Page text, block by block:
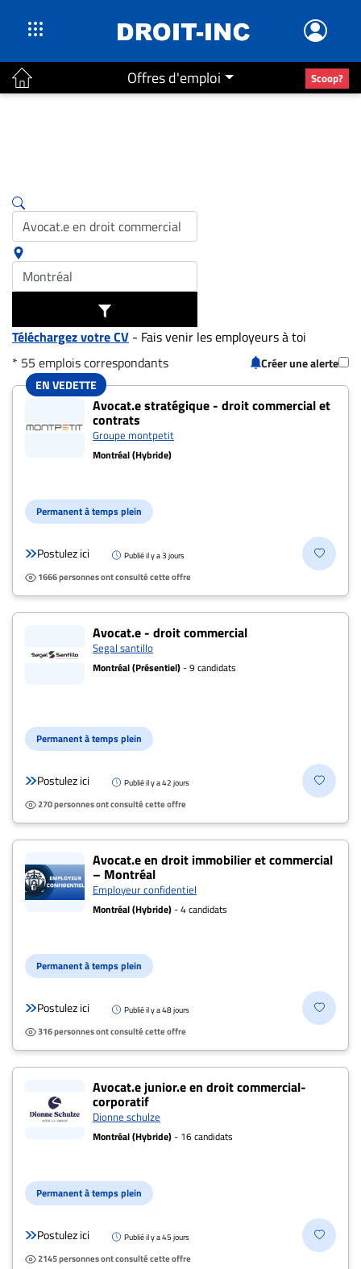
Offres d'emploi Scoop?
ACTUALITÉS
Bureaux
Juridiques
Campus
Archives
CARRIÈRE
ET
EMPLOIS
ET
JURISTES
Offres
d'emploi
Formation
Continue
Scoop?
ENTREPRISES
entreprises
Page
entreprises
un
emploi
recrutements
NOUS
Nous
À
propos
S’abonner
FAQ
Politique de
confidentialité
Téléchargez votre CV - Fais venir les employeurs à toi
* 55 emplois correspondants
Créer une alerte
55 offres pour "Avocat.e en droit
EN VEDETTE
Avocat.e stratégique - droit commercial et
contrats
Groupe montpetit
Montréal (Hybride)
Permanent à temps plein
Postulez ici Publié il y a 3 jours
1666 personnes ont consulté cette offre
Avocat.e - droit commercial
Segal santillo
Montréal (Présentiel)- 9 candidats
Permanent à temps plein
Postulez ici Publié il y a 42 jours
270 personnes ont consulté cette offre
Avocat.e en droit immobilier et commercial
– Montréal
Employeur confidentiel
Montréal (Hybride)- 4 candidats
Permanent à temps plein
Postulez ici Publié il y a 48 jours
316 personnes ont consulté cette offre
Avocat.e junior.e en droit commercial-
corporatif
Dionne schulze
Montréal (Hybride)- 16 candidats
Permanent à temps plein
Postulez ici Publié il y a 45 jours
2145 personnes ont consulté cette offre